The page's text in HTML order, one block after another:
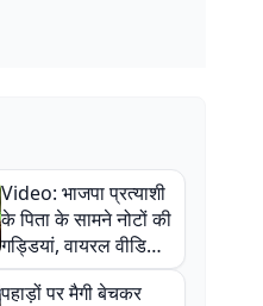
Video: भाजपा प्रत्याशी
के पिता के सामने नोटों की
गड्डियां, वायरल वीडियो
से राजनीति में उबाल,
अजित महतो बोले- TMC
पहाड़ों पर मैगी बेचकर